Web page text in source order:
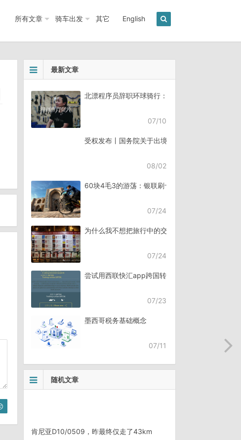
所有文章 骑车出发 其它 English
最新文章
北漂程序员辞职环球骑行：7年骑行45个国家《骑
07/10
受权发布丨国务院关于出境入境管理的规定
08/02
60块4毛3的游荡：银联刷卡失败，却扣了钱
07/24
为什么我不想把旅行中的交流，全都交给AI？
07/24
尝试用西联快汇app跨国转账
07/23
墨西哥税务基础概念
07/11
随机文章
肯尼亚D10/0509，昨最终仅走了43km